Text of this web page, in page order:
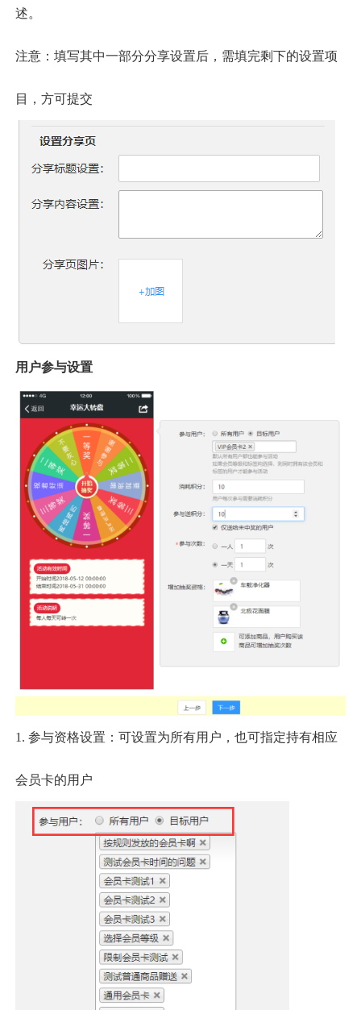
述。
注意：填写其中一部分分享设置后，需填完剩下的设置项
目，方可提交
用户参与设置
1. 参与资格设置：可设置为所有用户，也可指定持有相应
会员卡的用户